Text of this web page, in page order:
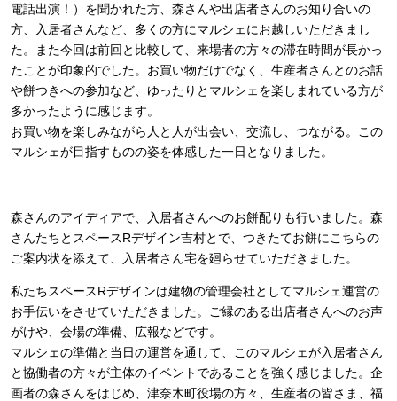
電話出演！）を聞かれた方、森さんや出店者さんのお知り合いの
方、入居者さんなど、多くの方にマルシェにお越しいただきまし
た。また今回は前回と比較して、来場者の方々の滞在時間が長かっ
たことが印象的でした。お買い物だけでなく、生産者さんとのお話
や餅つきへの参加など、ゆったりとマルシェを楽しまれている方が
多かったように感じます。
お買い物を楽しみながら人と人が出会い、交流し、つながる。この
マルシェが目指すものの姿を体感した一日となりました。
森さんのアイディアで、入居者さんへのお餅配りも行いました。森
さんたちとスペースRデザイン吉村とで、つきたてお餅にこちらの
ご案内状を添えて、入居者さん宅を廻らせていただきました。
私たちスペースRデザインは建物の管理会社としてマルシェ運営の
お手伝いをさせていただきました。ご縁のある出店者さんへのお声
がけや、会場の準備、広報などです。
マルシェの準備と当日の運営を通して、このマルシェが入居者さん
と協働者の方々が主体のイベントであることを強く感じました。企
画者の森さんをはじめ、津奈木町役場の方々、生産者の皆さま、福